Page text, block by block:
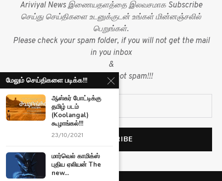
Ariviyal News இணையதளத்தை இலவசமாக Subscribe
செய்து செய்திகளை உடனுக்குடன் உங்கள் மின்னஞ்சலில்
பெறுங்கள்.
Please check your spam folder, if you will not get the mail
in you inbox
&
mark mail as not spam!!!
மேலும் செய்திகளை படிக்க!!!
ஆஸ்கர் போட்டிக்கு
தமிழ் படம்
(Koolangal)
கூழாங்கல்!!!
23/10/2021
மார்வெல் காமிக்ஸ்
புதிய ஏலியன் The
new...